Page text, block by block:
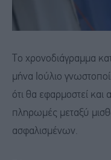
Το χρονοδιάγραμμα
μήνα Ιούλιο
ότι θα εφαρμοστεί και
πληρωμές μεταξύ
ασφαλισμένων.